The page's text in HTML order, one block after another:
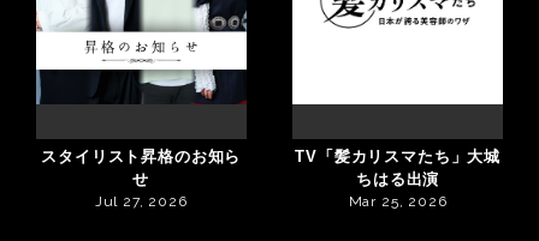
スタイリスト昇格のお知ら
せ
Jul 27, 2026
TV「髪カリスマたち」大城
ちはる出演
Mar 25, 2026